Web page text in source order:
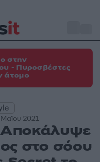
στην
- Πυροσβέστες
άτομο
2021
Αποκάλυψε
στο σόου